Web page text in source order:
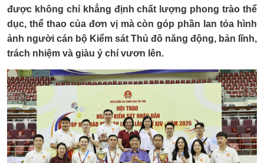
được không chỉ khẳng định chất lượng phong trào thể
dục, thể thao của đơn vị mà còn góp phần lan tỏa hình
ảnh người cán bộ Kiểm sát Thủ đô năng động, bản lĩnh,
trách nhiệm và giàu ý chí vươn lên.